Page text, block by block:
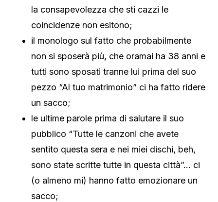
la consapevolezza che sti cazzi le
coincidenze non esitono;
il monologo sul fatto che probabilmente
non si sposerà più, che oramai ha 38 anni e
tutti sono sposati tranne lui prima del suo
pezzo “Al tuo matrimonio” ci ha fatto ridere
un sacco;
le ultime parole prima di salutare il suo
pubblico “Tutte le canzoni che avete
sentito questa sera e nei miei dischi, beh,
sono state scritte tutte in questa città”… ci
(o almeno mi) hanno fatto emozionare un
sacco;